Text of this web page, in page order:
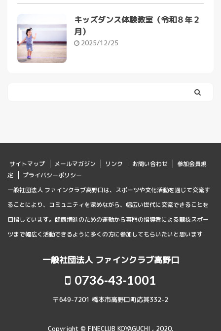
キッズダンス体験教室（令和８年２
月）
2025/12/25
サイトマップ メールマガジン リンク お問い合わせ
参加会員規
定
プライバシーポリシー
一般社団法人 ファインクラブ高野口は、スポーツや文化活動を通じて交流す
ることにより、コミュニティを深めながら、幅広い世代に交流できることを
目指しています。健康増進のための運動から専門の指導者による競技スポー
ツまで幅広く活動できるように多くの方に参加してもらいたいと思います
一般社団法人 ファインクラブ高野口
0736-43-1001
〒649-7201 橋本市高野口町応其332-2
Copyright © FINECLUB KOYAGUCHI , 2020.